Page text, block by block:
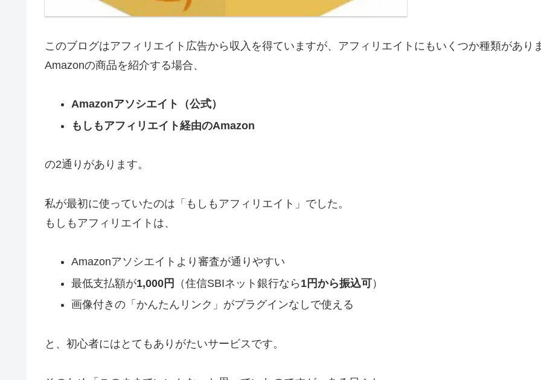
このブログはアフィリエイト広告から収入を得ていますが、アフィリエイトにもいくつか種類があり
Amazonの商品を紹介する場合、
Amazonアソシエイト（公式）
もしもアフィリエイト経由のAmazon
の2通りがあります。
私が最初に使っていたのは「もしもアフィリエイト」でした。
もしもアフィリエイトは、
Amazonアソシエイトより審査が通りやすい
最低支払額が1,000円 （住信SBIネット銀行なら 1円から振込可）
画像付きの「かんたんリンク」がプラグインなしで使える
と、初心者にはとてもありがたいサービスです。